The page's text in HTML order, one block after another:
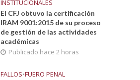
INSTITUCIONALES
El CFJ obtuvo la certificación
IRAM 9001:2015 de su proceso
de gestión de las actividades
académicas
Publicado hace 2 horas
FALLOS•FUERO PENAL